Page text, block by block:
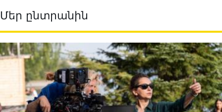
Մեր ընտրանին